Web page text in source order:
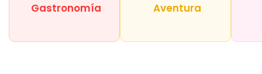
Gastronomía Aventura